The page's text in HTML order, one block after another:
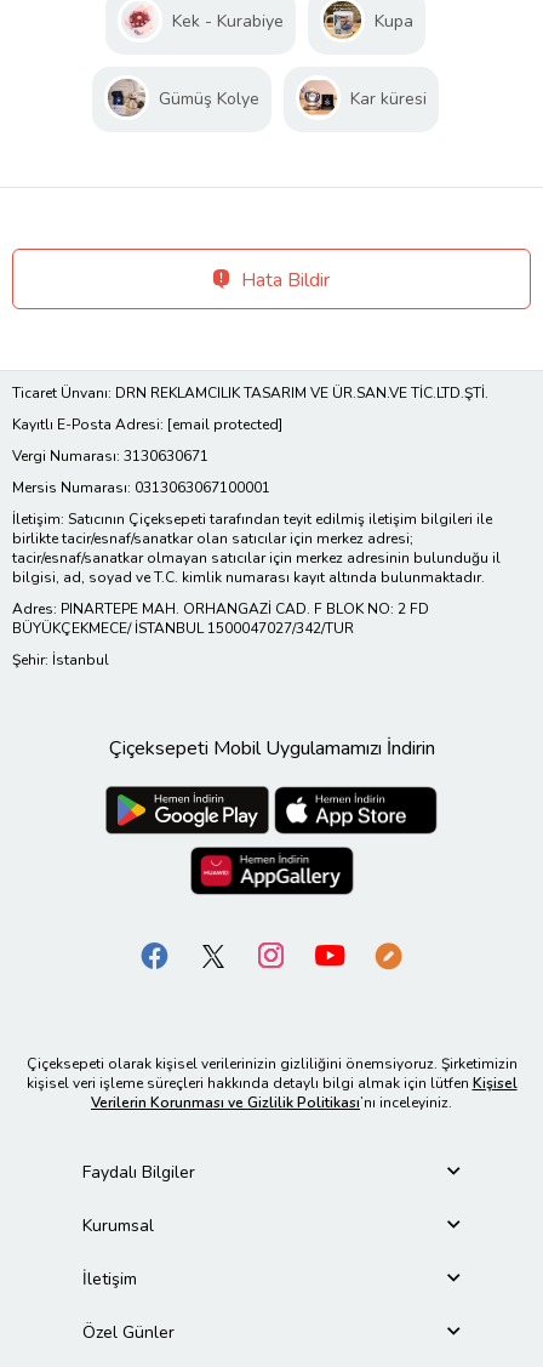
Kek - Kurabiye Kupa
Gümüş Kolye Kar küresi
Hata Bildir
Ticaret Ünvanı: DRN REKLAMCILIK TASARIM VE ÜR.SAN.VE TİC.LTD.ŞTİ.
Kayıtlı E-Posta Adresi: [email protected]
Vergi Numarası: 3130630671
Mersis Numarası: 0313063067100001
İletişim: Satıcının Çiçeksepeti tarafından teyit edilmiş iletişim bilgileri ile
birlikte tacir/esnaf/sanatkar olan satıcılar için merkez adresi;
tacir/esnaf/sanatkar olmayan satıcılar için merkez adresinin bulunduğu il
bilgisi, ad, soyad ve T.C. kimlik numarası kayıt altında bulunmaktadır.
Adres: PINARTEPE MAH. ORHANGAZİ CAD. F BLOK NO: 2 FD
BÜYÜKÇEKMECE/ İSTANBUL 1500047027/342/TUR
Şehir: İstanbul
Çiçeksepeti Mobil Uygulamamızı İndirin
Çiçeksepeti olarak kişisel verilerinizin gizliliğini önemsiyoruz. Şirketimizin
kişisel veri işleme süreçleri hakkında detaylı bilgi almak için lütfen Kişisel
Verilerin Korunması ve Gizlilik Politikası’nı inceleyiniz.
Faydalı Bilgiler
Kurumsal
İletişim
Özel Günler